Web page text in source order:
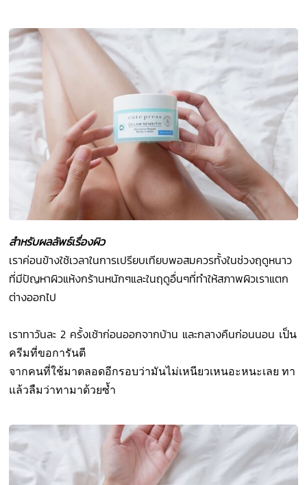
สำหรับผลลัพธ์เรื่องผิว
เราค่อนข้างใช้เวลาในการเปรียบเทียบพอสมควรทั้งในช่วงฤดูหนาว
ที่มีปัญหาผิวแห้งกร้านหนักๆและในฤดูอื่นๆที่ทำให้สภาพผิวเราแตก
ต่างออกไป
เราทาวันละ 2 ครั้งเช้าก่อนออกจากบ้าน และกลางคืนก่อนนอน เป็น
ครีมที่ขอการันตี
จากคนที่ใช้มาตลอดอีกรอบว่ามันไม่เหนียวเหนอะหนะเลย ทา
แล้วลืมว่าทามาด้วยซ้ำ